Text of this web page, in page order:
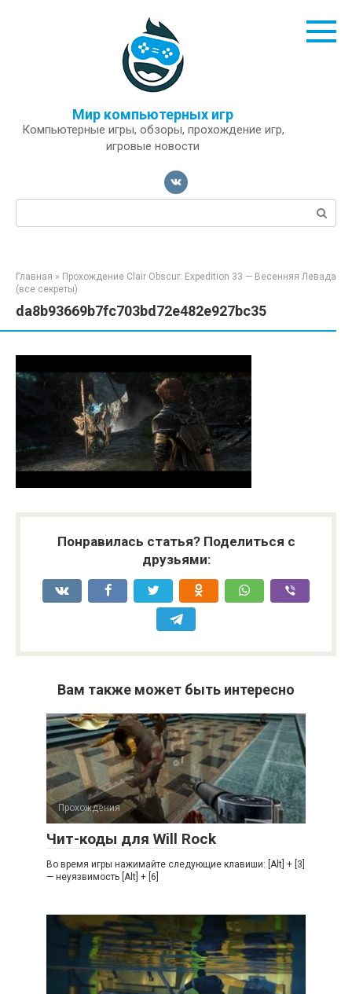
Мир компьютерных игр
Компьютерные игры, обзоры, прохождение игр,
игровые новости
Поиск:
Главная » Прохождение Clair Obscur: Expedition 33 — Весенняя Левада
(все секреты)
da8b93669b7fc703bd72e482e927bc35
Понравилась статья? Поделиться с
друзьями:
Вам также может быть интересно
Прохождения
Чит-коды для Will Rock
Во время игры нажимайте следующие клавиши: [Alt] + [3]
— неуязвимость [Alt] + [6]